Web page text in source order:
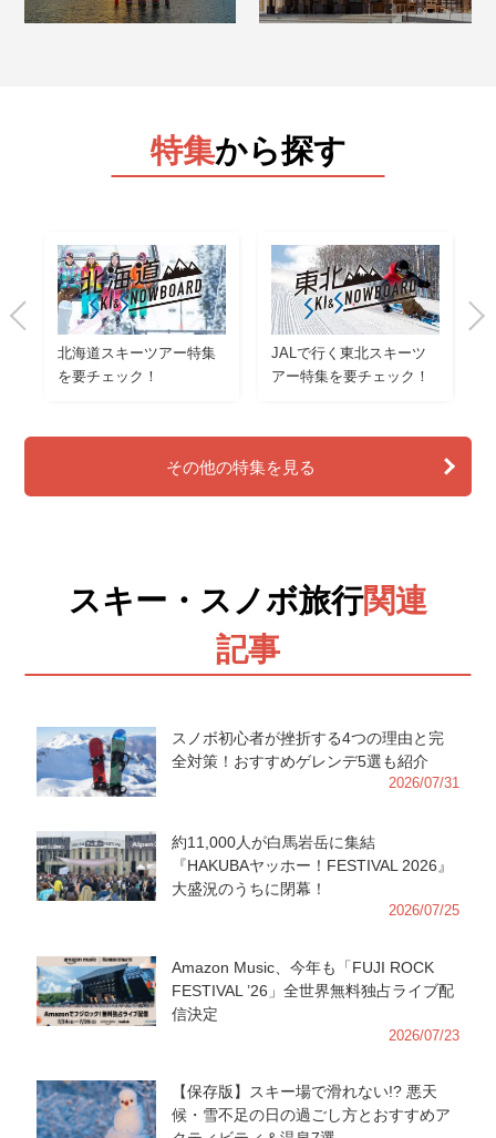
特集から探す
北海道スキーツアー特集
を要チェック！
JALで行く東北スキーツ
アー特集を要チェック！
その他の特集を見る
スキー・スノボ旅行関連
記事
スノボ初心者が挫折する4つの理由と完
全対策！おすすめゲレンデ5選も紹介
2026/07/31
約11,000人が白馬岩岳に集結
『HAKUBAヤッホー！FESTIVAL 2026』
大盛況のうちに閉幕！
2026/07/25
Amazon Music、今年も「FUJI ROCK
FESTIVAL ’26」全世界無料独占ライブ配
信決定
2026/07/23
【保存版】スキー場で滑れない!? 悪天
候・雪不足の日の過ごし方とおすすめア